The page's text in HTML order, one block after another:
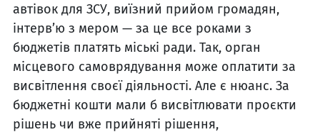
автівок для ЗСУ, виїзний прийом громадян,
інтерв’ю з мером — за це все роками з
бюджетів платять міські ради. Так, орган
місцевого самоврядування може оплатити за
висвітлення своєї діяльності. Але є нюанс. За
бюджетні кошти мали б висвітлювати проєкти
рішень чи вже прийняті рішення,